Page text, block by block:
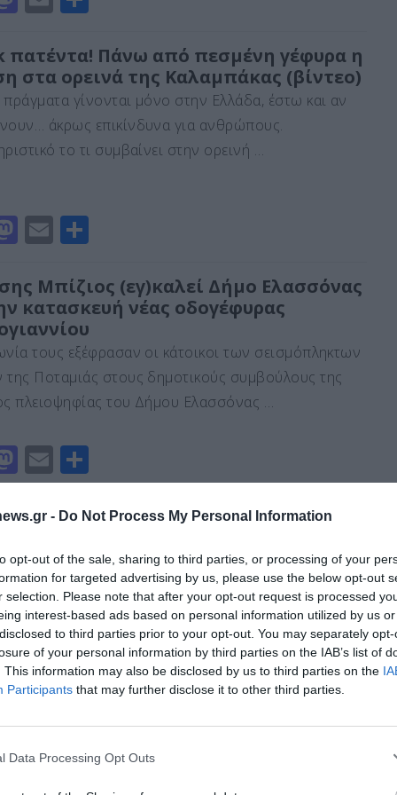
- Do Not Process My Personal Information
opt-out of the sale, sharing to third parties, or processing of your
for targeted advertising by us, please use the below opt-out
selection. Please note that after your opt-out request is processed
interest-based ads based on personal information utilized by us
to third parties prior to your opt-out. You may separately
of your personal information by third parties on the IAB’s list of
This information may also be disclosed by us to third parties on the
Participants that may further disclose it to other third parties.
Data Processing Opt Outs
Διαχείριση Συγκατάθεσης
την καλύτερη εμπειρία, χρησιμοποιούμε τεχνολογίες όπως cookies για
θα μας επιτρέψει να επεξεργαστούμε δεδομένα προσωπικού
ή η ανάκληση της συγκατάθεσης, μπορεί να επηρεάσει
st
o
d
o
ai
l
ρ
α
σ
τε
πατέντα! Πάνω από πεσμένη γέφυρα η
στα ορεινά της Καλαμπάκας (βίντεο)
γίνονται μόνο στην Ελλάδα, έστω και αν
άκρως επικίνδυνα για ανθρώπους.
το τι συμβαίνει στην ορεινή …
M
st
o
d
o
n
E
ai
l
ρ
α
σ
τε
ίτ
Μπίζιος (εγ)καλεί Δήμο Ελασσόνας
κατασκευή νέας οδογέφυρας
τους εξέφρασαν οι κάτοικοι των σεισμόπληκτων
Ποταμιάς στους δημοτικούς συμβούλους της
πλειοψηφίας του Δήμου Ελασσόνας …
M
a
st
d
o
n
E
m
ai
οι
ρ
α
σ
τε
ίτ
ε
προσέκρουσε στις μπάρες και
έπεσε το πρωί από γέφυρα, στη σύνδεση της
περιφερειακής οδού της Θεσσαλονίκης με την
ο οδηγός τραυματίστηκε …
M
a
st
o
E
m
ai
l
Μ
οι
ρ
αοχημάτων – Τί ισχύει για το
Λάρισα-Γιάννουλη